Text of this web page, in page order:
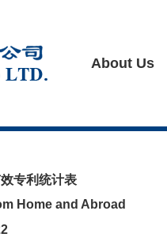
About Us
专利统计表
Home and Abroad